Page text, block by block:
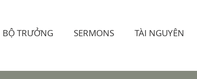
BỘ TRƯỞNG SERMONS TÀI NGUYÊN